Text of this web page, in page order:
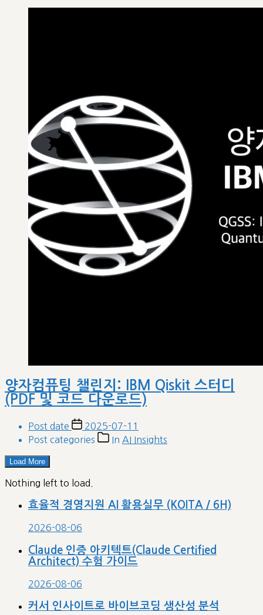
양자컴퓨팅 챌린지: IBM Qiskit 스터디
(PDF 및 코드 다운로드)
Post date
2025-07-11
Post categories
In AI Insights
Load More
Nothing left to load.
효율적 경영지원 AI 활용실무 (KOITA / 6H)
2026-08-06
Claude 인증 아키텍트(Claude Certified
Architect) 수험 가이드
2026-08-06
커서 인사이트로 바이브코딩 생산성 분석